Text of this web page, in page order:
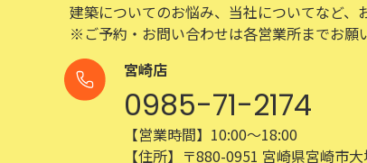
建築についてのお悩み、当社についてなど、
※ご予約・お問い合わせは各営業所までお願
宮崎店
0985-71-2174
【営業時間】10:00～18:00
【住所】〒880-0951 宮崎県宮崎市